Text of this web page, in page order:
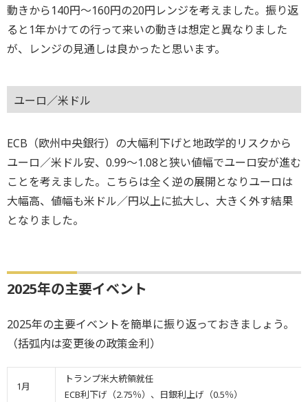
動きから140円～160円の20円レンジを考えました。振り返
ると1年かけての行って来いの動きは想定と異なりました
が、レンジの見通しは良かったと思います。
ユーロ／米ドル
ECB（欧州中央銀行）の大幅利下げと地政学的リスクから
ユーロ／米ドル安、0.99～1.08と狭い値幅でユーロ安が進む
ことを考えました。こちらは全く逆の展開となりユーロは
大幅高、値幅も米ドル／円以上に拡大し、大きく外す結果
となりました。
2025年の主要イベント
2025年の主要イベントを簡単に振り返っておきましょう。
（括弧内は変更後の政策金利）
1月
トランプ米大統領就任
ECB利下げ（2.75％）、日銀利上げ（0.5％）